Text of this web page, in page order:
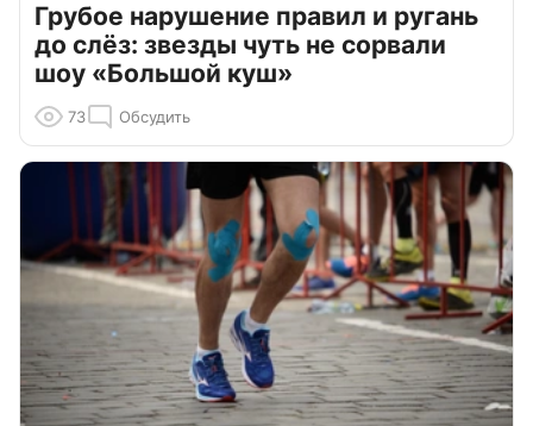
Грубое нарушение правил и ругань
до слёз: звезды чуть не сорвали
шоу «Большой куш»
73 Обсудить